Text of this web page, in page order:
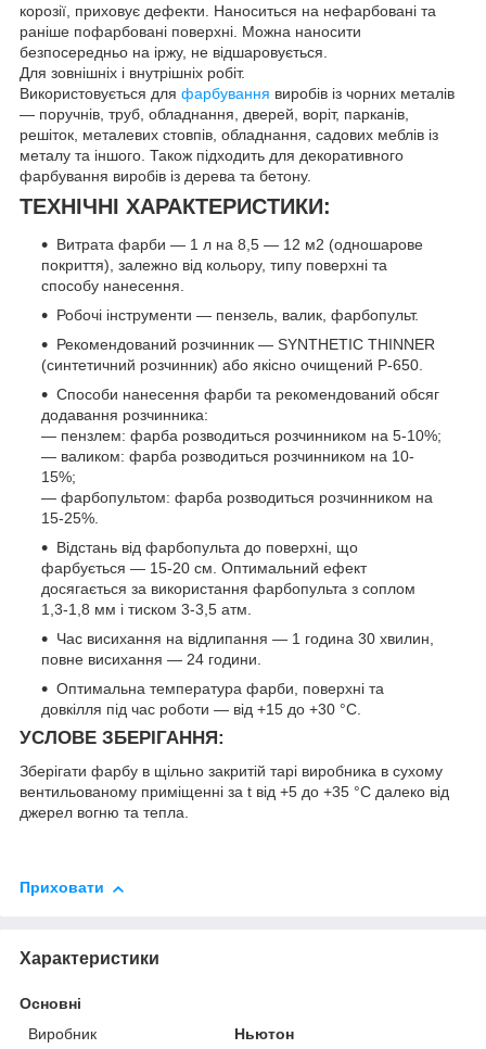
корозії, приховує дефекти. Наноситься на нефарбовані та
раніше пофарбовані поверхні. Можна наносити
безпосередньо на іржу, не відшаровується.
Для зовнішніх і внутрішніх робіт.
Використовується для фарбування виробів із чорних металів
— поручнів, труб, обладнання, дверей, воріт, парканів,
решіток, металевих стовпів, обладнання, садових меблів із
металу та іншого. Також підходить для декоративного
фарбування виробів із дерева та бетону.
ТЕХНІЧНІ ХАРАКТЕРИСТИКИ:
Витрата фарби — 1 л на 8,5 — 12 м2 (одношарове
покриття), залежно від кольору, типу поверхні та
способу нанесення.
Робочі інструменти — пензель, валик, фарбопульт.
Рекомендований розчинник — SYNTHETIC THINNER
(синтетичний розчинник) або якісно очищений Р-650.
Способи нанесення фарби та рекомендований обсяг
додавання розчинника:
— пензлем: фарба розводиться розчинником на 5-10%;
— валиком: фарба розводиться розчинником на 10-
15%;
— фарбопультом: фарба розводиться розчинником на
15-25%.
Відстань від фарбопульта до поверхні, що
фарбується — 15-20 см. Оптимальний ефект
досягається за використання фарбопульта з соплом
1,3-1,8 мм і тиском 3-3,5 атм.
Час висихання на відлипання — 1 година 30 хвилин,
повне висихання — 24 години.
Оптимальна температура фарби, поверхні та
довкілля під час роботи — від +15 до +30 °C.
УСЛОВЕ ЗБЕРІГАННЯ:
Зберігати фарбу в щільно закритій тарі виробника в сухому
вентильованому приміщенні за t від +5 до +35 °C далеко від
джерел вогню та тепла.
Приховати
Характеристики
Основні
Виробник
Ньютон